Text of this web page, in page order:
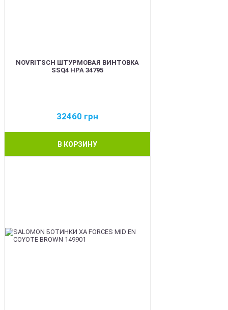
NOVRITSCH ШТУРМОВАЯ ВИНТОВКА
SSQ4 HPA 34795
32460 грн
В КОРЗИНУ